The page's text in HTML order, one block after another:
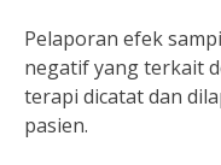
Pelaporan efek
negatif yang terkait
terapi dicatat dan
pasien.